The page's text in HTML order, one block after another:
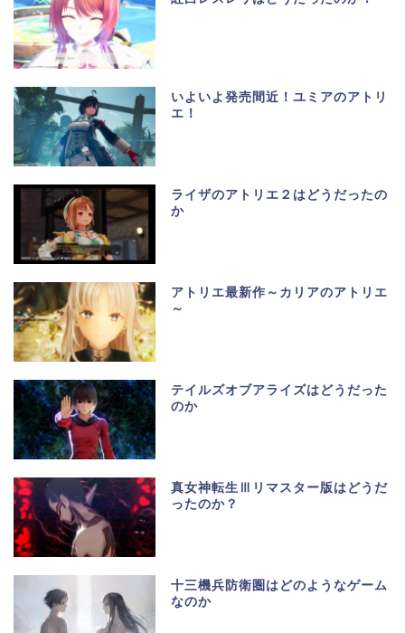
いよいよ発売間近！ユミアのアトリ
エ！
ライザのアトリエ２はどうだったの
か
アトリエ最新作～カリアのアトリエ
～
テイルズオブアライズはどうだった
のか
真女神転生Ⅲリマスター版はどうだ
ったのか？
十三機兵防衛圏はどのようなゲーム
なのか